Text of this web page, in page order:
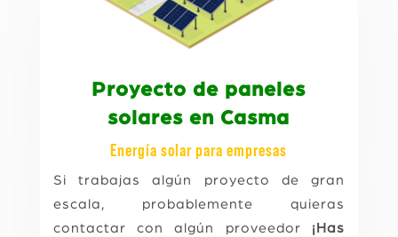
Proyecto de paneles
solares en Casma
Energía solar para empresas
Si trabajas algún proyecto de gran
escala, probablemente quieras
contactar con algún proveedor ¡Has